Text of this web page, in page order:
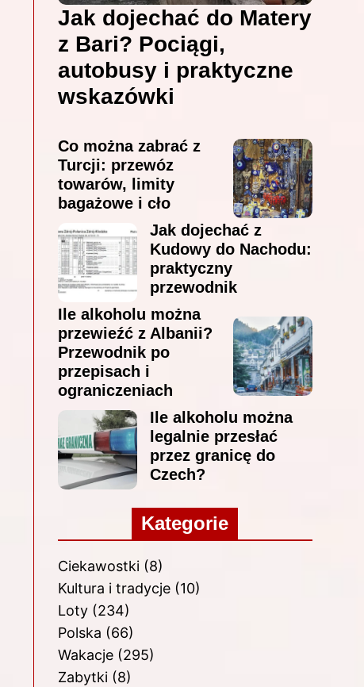
Jak dojechać do Matery
z Bari? Pociągi,
autobusy i praktyczne
wskazówki
Co można zabrać z
Turcji: przewóz
towarów, limity
bagażowe i cło
Jak dojechać z
Kudowy do Nachodu:
praktyczny
przewodnik
Ile alkoholu można
przewieźć z Albanii?
Przewodnik po
przepisach i
ograniczeniach
Ile alkoholu można
legalnie przesłać
przez granicę do
Czech?
Kategorie
Ciekawostki(8)
Kultura i tradycje(10)
Loty(234)
Polska (66)
Wakacje(295)
Zabytki(8)